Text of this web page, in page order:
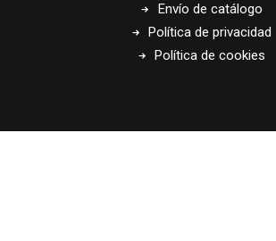
Envío de catálogo
Política de privacidad
Política de cookies